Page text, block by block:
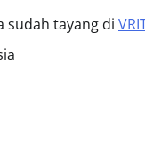
sudah tayang di